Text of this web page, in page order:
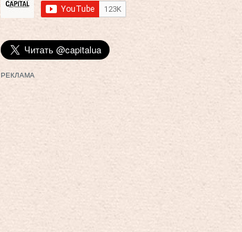
РЕКЛАМА